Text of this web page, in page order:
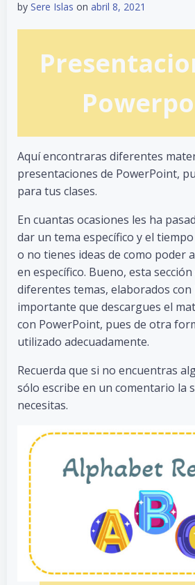
by Sere Islas on abril 8, 2021
Aquí encontraras diferentes
presentaciones de PowerPoint,
para tus clases.
En cuantas ocasiones les ha
dar un tema específico y el
o no tienes ideas de como poder
en específico. Bueno, esta
diferentes temas, elaborados con
importante que descargues el
con PowerPoint, pues de otra
utilizado adecuadamente.
Recuerda que si no encuentras
sólo escribe en un comentario la
necesitas.